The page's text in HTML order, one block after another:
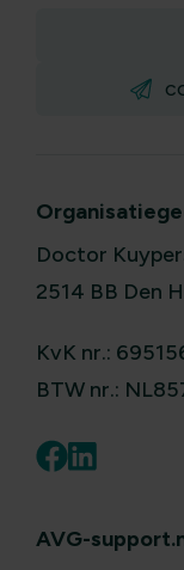
Doctor
2514 BB Den
KvK nr.:
BTW nr.:
AVG-